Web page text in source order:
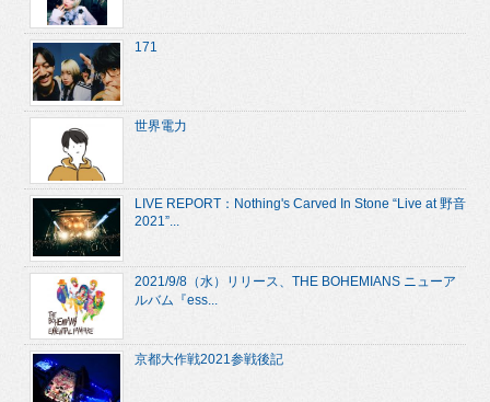
171
世界電力
LIVE REPORT：Nothing's Carved In Stone “Live at 野音
2021”...
2021/9/8（水）リリース、THE BOHEMIANS ニューア
ルバム『ess...
京都大作戦2021参戦後記